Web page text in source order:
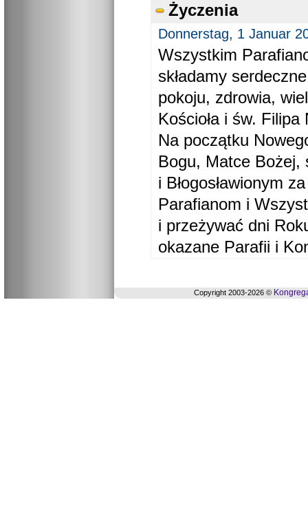
Życzenia
Donnerstag, 1 Januar
Wszystkim
składamy
pokoju, zdrowia,
Kościoła i św. Filipa
Na początku
Bogu, Matce Bożej,
i Błogosławionym
Parafianom i
i przeżywać dni
okazane Parafii i
Copyright 2003-2026 ©